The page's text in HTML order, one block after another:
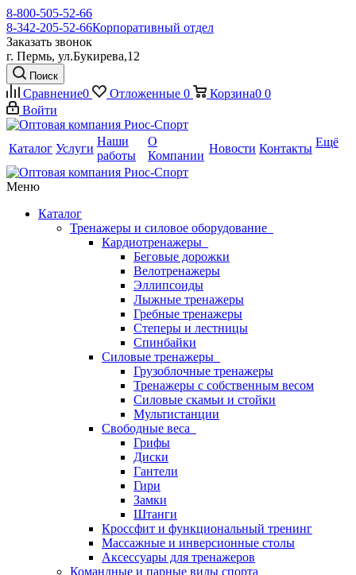
8-800-505-52-66
8-342-205-52-66Корпоративный отдел
Заказать звонок
г. Пермь, ул.Букирева,12
Поиск
Сравнение0 Отложенные 0 Корзина0 0
Войти
Каталог Услуги
Наши
работы
О
Компании
Новости Контакты Ещё
Меню
Каталог
Тренажеры и силовое оборудование
Кардиотренажеры
Беговые дорожки
Велотренажеры
Эллипсоиды
Лыжные тренажеры
Гребные тренажеры
Степеры и лестницы
Спинбайки
Силовые тренажеры
Грузоблочные тренажеры
Тренажеры с собственным весом
Силовые скамьи и стойки
Мультистанции
Свободные веса
Грифы
Диски
Гантели
Гири
Замки
Штанги
Кроссфит и функциональный тренинг
Массажные и инверсионные столы
Аксессуары для тренажеров
Командные и парные виды спорта